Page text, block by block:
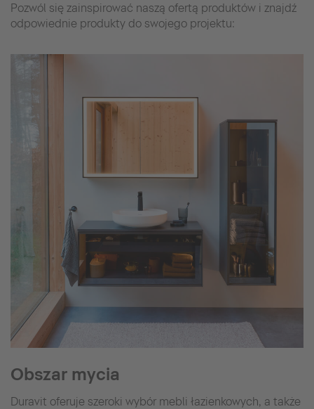
Pozwól się zainspirować naszą ofertą produktów i znajdź
odpowiednie produkty do swojego projektu:
Obszar mycia
Duravit oferuje szeroki wybór mebli łazienkowych, a także